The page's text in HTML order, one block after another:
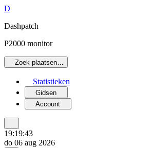
D
Dashpatch
P2000 monitor
Zoek plaatsen…
Statistieken
Gidsen
Account
19:19:43
do 06 aug 2026